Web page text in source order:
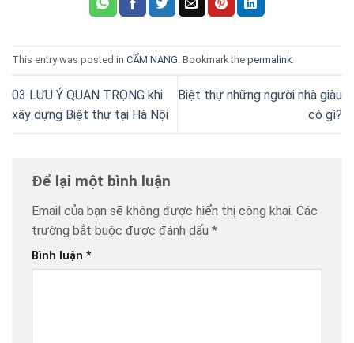
This entry was posted in CẨM NANG . Bookmark the permalink
03 LƯU Ý QUAN TRỌNG khi
xây dựng Biệt thự tại Hà Nội
Biệt thự những người nhà giàu
có gì?
Để lại một bình luận
Email của bạn sẽ không được hiển thị công khai. Các
trường bắt buộc được đánh dấu *
Bình luận *